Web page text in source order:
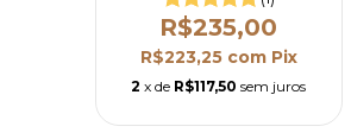
R$235,00
R$223,25 com Pix
2 x de R$117,50 sem juros